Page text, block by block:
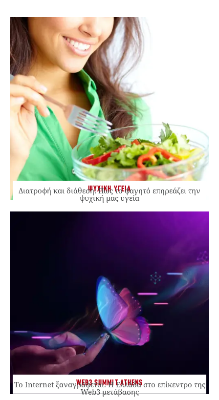
ΨΥΧΙΚΗ ΥΓΕΙΑ
Διατροφή και διάθεση: Πώς το φαγητό επηρεάζει την
ψυχική μας υγεία
WEB3 SUMMIT ATHENS
Το Internet ξαναγράφεται. Η Ελλάδα στο επίκεντρο της
Web3 μετάβασης